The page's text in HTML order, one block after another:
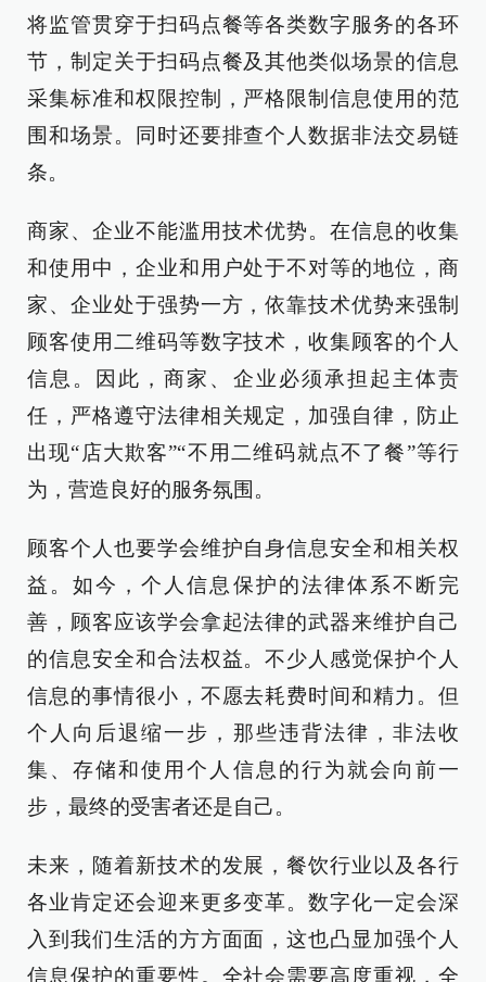
将监管贯穿于扫码点餐等各类数字服务的各环
节，制定关于扫码点餐及其他类似场景的信息
采集标准和权限控制，严格限制信息使用的范
围和场景。同时还要排查个人数据非法交易链
条。
商家、企业不能滥用技术优势。在信息的收集
和使用中，企业和用户处于不对等的地位，商
家、企业处于强势一方，依靠技术优势来强制
顾客使用二维码等数字技术，收集顾客的个人
信息。因此，商家、企业必须承担起主体责
任，严格遵守法律相关规定，加强自律，防止
出现“店大欺客”“不用二维码就点不了餐”等行
为，营造良好的服务氛围。
顾客个人也要学会维护自身信息安全和相关权
益。如今，个人信息保护的法律体系不断完
善，顾客应该学会拿起法律的武器来维护自己
的信息安全和合法权益。不少人感觉保护个人
信息的事情很小，不愿去耗费时间和精力。但
个人向后退缩一步，那些违背法律，非法收
集、存储和使用个人信息的行为就会向前一
步，最终的受害者还是自己。
未来，随着新技术的发展，餐饮行业以及各行
各业肯定还会迎来更多变革。数字化一定会深
入到我们生活的方方面面，这也凸显加强个人
信息保护的重要性。全社会需要高度重视，全